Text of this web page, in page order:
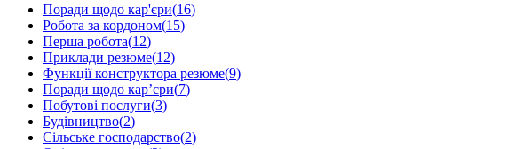
Поради щодо кар'єри(16)
Робота за кордоном(15)
Перша робота(12)
Приклади резюме(12)
Функції конструктора резюме(9)
Поради щодо кар’єри(7)
Побутові послуги(3)
Будівництво(2)
Сільське господарство(2)